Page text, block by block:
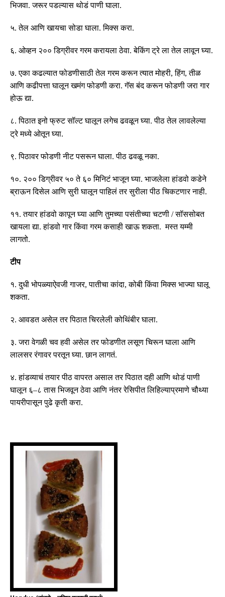
भिजवा.जरूर पडल्यास थोडं पाणी घाला.
५.तेल आणि खायचा सोडा घाला.मिक्स करा.
६. ओव्हन २०० डिग्रीवर गरम करायला ठेवा.बेकिंग ट्रे ला तेल लावून घ्या.
७.एका कढल्यात फोडणीसाठी तेल गरम करून त्यात मोहरी,हिंग,तीळ
आणि कढीपत्ता घालून खमंग फोडणी करा.गॅस बंद करून फोडणी जरा गार
होऊ द्या.
८.पिठात इनो फ्रुट सॉल्ट घालून लगेच ढवळून घ्या. पीठ तेल लावलेल्या
ट्रे मध्ये ओतून घ्या.
९.पिठावर फोडणी नीट पसरून घाला.पीठ ढवळू नका.
१०. २०० डिग्रीवर ५० ते ६० मिनिटं भाजून घ्या. भाजलेला हांडवो कडेने
ब्राऊन दिसेल आणिसुरीघालून पाहिलं तर सुरीला पीठ चिकटणार नाही.
११.तयार हांडवो कापून घ्या आणि तुमच्या पसंतीच्या चटणी /सॉससोबत
खायला द्या.हांडवो गार किंवा गरम कसाही खाऊ शकता.मस्त यम्मी
लागतो.
टीप
१.दुधी भोपळ्याऐवजी गाजर,पातीचा कांदा,कोबी किंवा मिक्स भाज्याघालू
शकता.
२. आवडत असेल तर पिठात चिरलेली कोथिंबीर घाला.
३.जरा वेगळी चव हवी असेल तर फोडणीत लसूण चिरून घाला आणि
लालसर रंगावर परतून घ्या.छान लागतं.
४.हांडव्याचं तयार पीठ वापरत असाल तर पिठात दही आणि थोडं पाणी
घालून ६–८ तास भिजवून ठेवा आणि नंतर रेसिपीत लिहिल्याप्रमाणे चौथ्या
पायरीपासून पुढे कृती करा.